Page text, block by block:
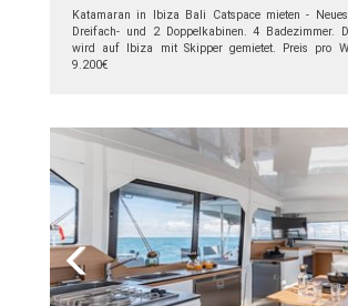
Katamaran in Ibiza Bali Catspace mieten -
Dreifach- und 2 Doppelkabinen. 4 Badezimmer.
wird auf Ibiza mit Skipper gemietet. Preis pro
9.200€
Previous